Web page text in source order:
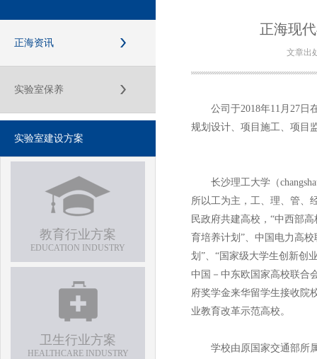
正海资讯
实验室保养
实验室建设方案
教育行业方案
EDUCATION INDUSTRY
卫生行业方案
HEALTHCARE INDUSTRY
正海现
文章出
公司于2018年11月27日在
规划设计、项目施工、项目
长沙理工大学（
所以工为主，工、理、管、
民政府共建高校，“中西部
育培养计划”、中国电力高
划”、“国家级大学生创新创
中国－中东欧国家高校联合
府奖学金来华留学生接收院
业教育改革示范高校。
学校由原国家交通部所属